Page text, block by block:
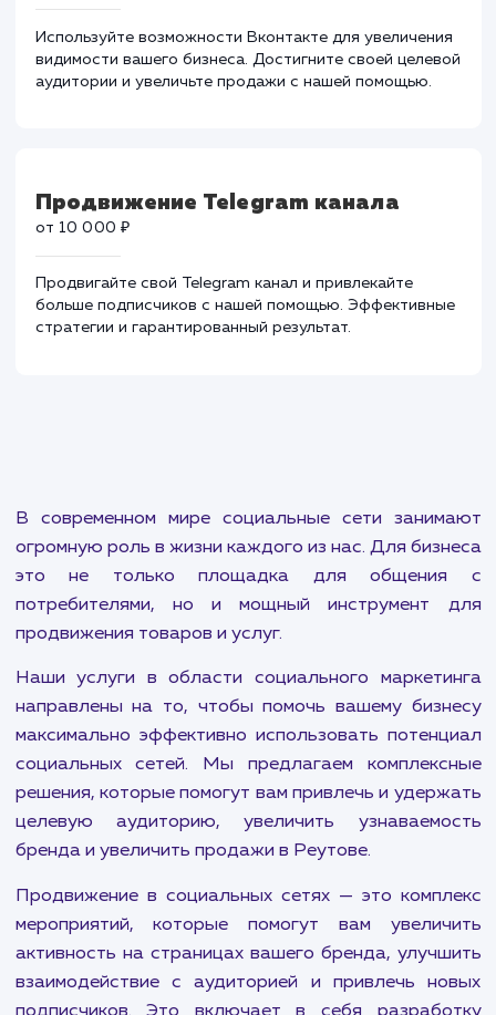
помощью эффективного продвижения в социальных
сетях.
от 25 000 ₽
Используйте возможности Вконтакте для
видимости вашего бизнеса. Достигните своей
аудитории и увеличьте продажи с нашей помощью.
Продвигайте свой Telegram канал и привлекайте
больше подписчиков с нашей помощью.
стратегии и гарантированный результат.
В современном мире социальные сети
огромную роль в жизни каждого из нас. Для
это не только площадка для
потребителями, но и мощный инструмент
продвижения товаров и услуг.
Наши услуги в области социального
направлены на то, чтобы помочь вашему